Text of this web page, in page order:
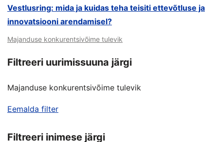
Vestlusring: mida ja kuidas teha teisiti ettevõtluse ja
innovatsiooni arendamisel?
Majanduse konkurentsivõime tulevik
Filtreeri uurimissuuna järgi
Majanduse konkurentsivõime tulevik
Eemalda filter
Filtreeri inimese järgi